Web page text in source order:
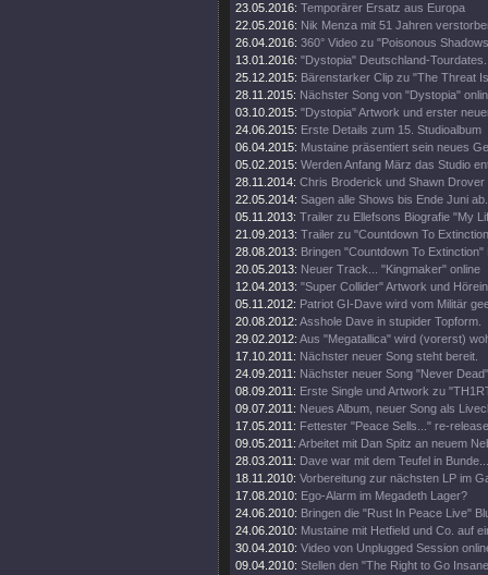
23.05.2016: Temporärer Ersatz aus Europa
22.05.2016: Nik Menza mit 51 Jahren
26.04.2016: 360° Video zu "Poisonous
13.01.2016: "Dystopia" Deutschland-Tourdates.
25.12.2015: Bärenstarker Clip zu "The Threat
28.11.2015: Nächster Song von "Dystopia"
03.10.2015: "Dystopia" Artwork und erster
24.06.2015: Erste Details zum 15. Studioalbum
06.04.2015: Mustaine präsentiert sein neues
05.02.2015: Werden Anfang März das Studio
28.11.2014: Chris Broderick und Shawn
22.05.2014: Sagen alle Shows bis Ende Juni ab.
05.11.2013: Trailer zu Ellefsons Biografie "My
21.09.2013: Trailer zu "Countdown To
28.08.2013: Bringen "Countdown To Extinction"
20.05.2013: Neuer Track... "Kingmaker" online
12.04.2013: "Super Collider" Artwork und
05.11.2012: Patriot GI-Dave wird vom Militär
20.08.2012: Asshole Dave in stupider Topform.
29.02.2012: Aus "Megatallica" wird (vorerst)
17.10.2011: Nächster neuer Song steht bereit.
24.09.2011: Nächster neuer Song "Never
08.09.2011: Erste Single und Artwork zu
09.07.2011: Neues Album, neuer Song als
17.05.2011: Fettester "Peace Sells..." re-
09.05.2011: Arbeitet mit Dan Spitz an neuem
28.03.2011: Dave war mit dem Teufel in Bunde...
18.11.2010: Vorbereitung zur nächsten LP im
17.08.2010: Ego-Alarm im Megadeth Lager?
24.06.2010: Bringen die "Rust In Peace Live"
24.06.2010: Mustaine mit Hetfield und Co. auf
30.04.2010: Video von Unplugged Session
09.04.2010: Stellen den "The Right to Go